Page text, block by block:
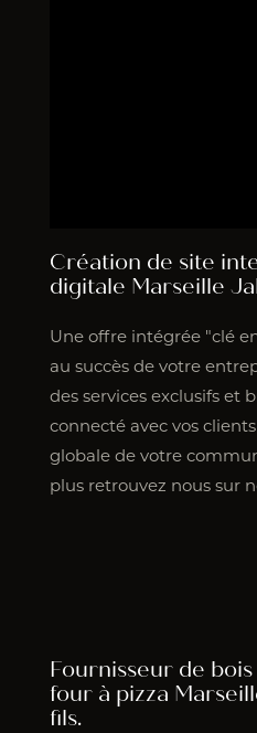
Création de site
digitale Marseille
Une offre intégrée "clé
au succès de votre
des services exclusifs et
connecté avec vos
globale de votre
plus retrouvez nous sur
Fournisseur de
four à pizza
fils.